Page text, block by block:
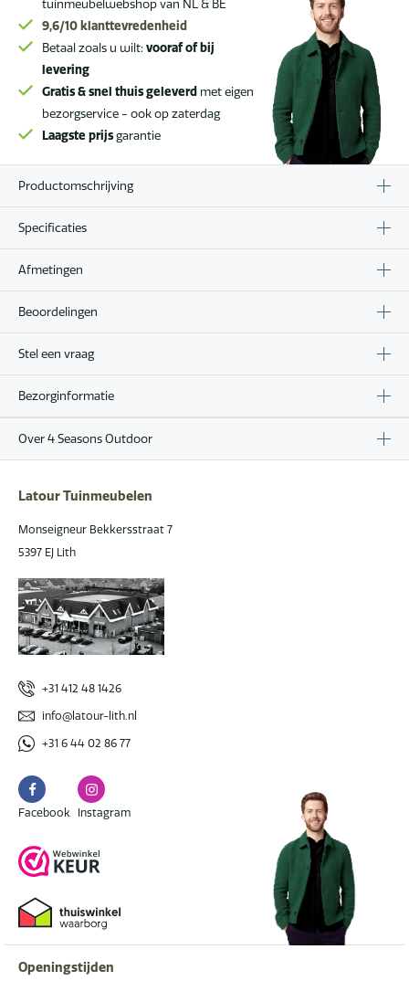
tuinmeubelwebshop van NL & BE
9,6/10klanttevredenheid
Betaal zoals u wilt: vooraf of bij
levering
Gratis & snel thuis geleverd met eigen
bezorgservice - ook op zaterdag
Laagste prijsgarantie
Productomschrijving
Specificaties
Afmetingen
Beoordelingen
Stel een vraag
Bezorginformatie
Over 4 Seasons Outdoor
Latour Tuinmeubelen
Monseigneur Bekkersstraat 7
5397 EJ Lith
+31 412 48 1426
info@latour-lith.nl
+31 6 44 02 86 77
Facebook
Facebook
Instagram
Instagram
Openingstijden